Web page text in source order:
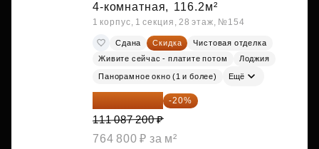
4-комнатная, 116.2м²
1 корпус, 1 секция, 28 этаж, №154
Сдана Скидка
Чистовая отделка
Живите сейчас - платите потом
Лоджия
Панорамное окно (1 и более) Ещё
88 869 760 ₽ -20%
111 087 200 ₽
764 800 ₽ за м²